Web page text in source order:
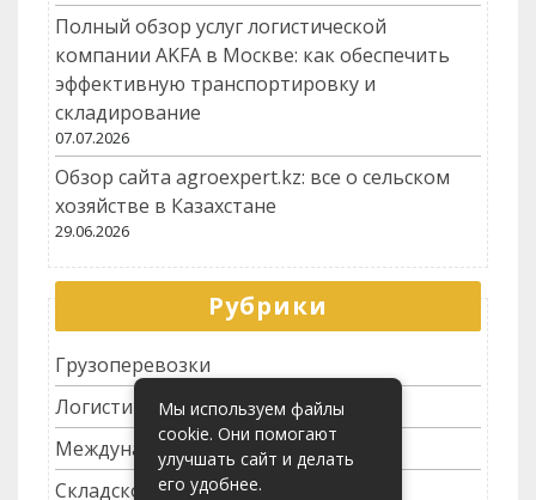
Полный обзор услуг логистической
компании AKFA в Москве: как обеспечить
эффективную транспортировку и
складирование
07.07.2026
Обзор сайта agroexpert.kz: все о сельском
хозяйстве в Казахстане
29.06.2026
Рубрики
Грузоперевозки
Логистика
Международные перевозки
Складское хозяйство
Мы используем файлы
cookie. Они помогают
улучшать сайт и делать
его удобнее.